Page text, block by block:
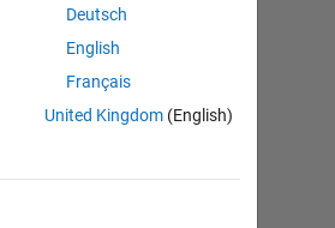
Deutsch
English
Français
United Kingdom (English)